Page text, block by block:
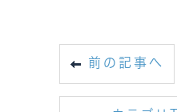
前の記事へ